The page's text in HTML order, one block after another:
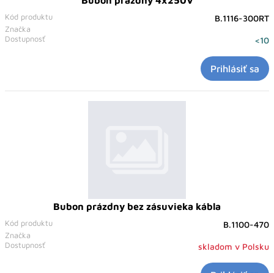
Značka
Kód produktu B.1116-300RT
Dostupnosť <10
Prihlásiť sa
Bubon prázdny bez zásuvieka kábla
Značka
Kód produktu B.1100-470
Dostupnosť skladom v Polsku